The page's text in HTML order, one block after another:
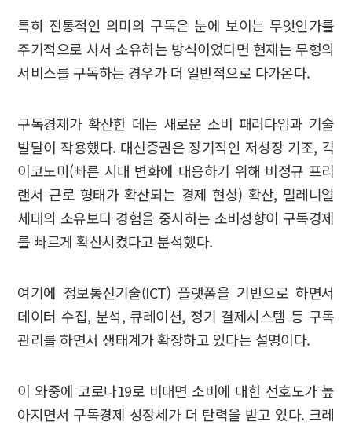
특히 전통적인 의미의 구독은 눈에 보이는 무엇인가를
주기적으로 사서 소유하는 방식이었다면 현재는 무형의
서비스를 구독하는 경우가 더 일반적으로 다가온다.
구독경제가 확산한 데는 새로운 소비 패러다임과 기술
발달이 작용했다. 대신증권은 장기적인 저성장 기조, 긱
이코노미(빠른 시대 변화에 대응하기 위해 비정규 프리
랜서 근로 형태가 확산되는 경제 현상) 확산, 밀레니얼
세대의 소유보다 경험을 중시하는 소비성향이 구독경제
를 빠르게 확산시켰다고 분석했다.
여기에 정보통신기술(ICT) 플랫폼을 기반으로 하면서
데이터 수집, 분석, 큐레이션, 정기 결제시스템 등 구독
관리를 하면서 생태계가 확장하고 있다는 설명이다.
이 와중에 코로나19로 비대면 소비에 대한 선호도가 높
아지면서 구독경제 성장세가 더 탄력을 받고 있다. 크레